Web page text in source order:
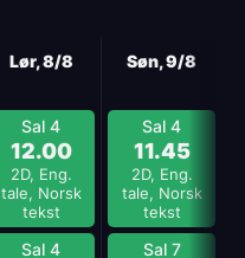
Lør, 8/8
Sal 4
12.00
2D, Eng.
tale, Norsk
tekst
Sal 4
Søn, 9/8
Sal 4
11.45
2D, Eng.
tale, Norsk
tekst
Sal 7